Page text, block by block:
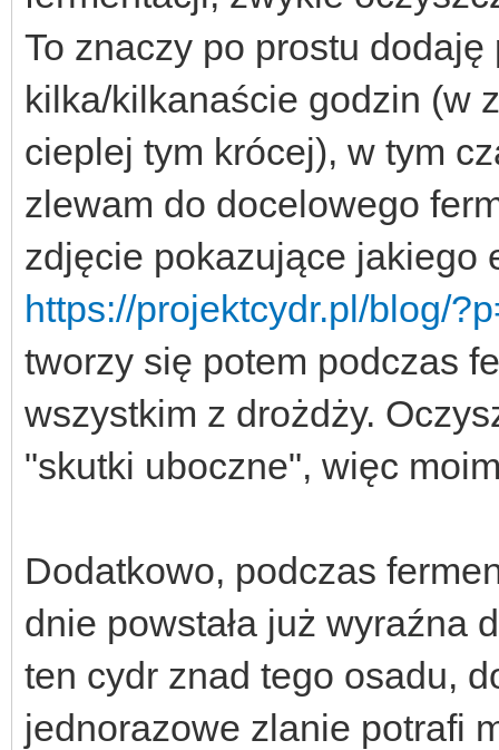
To znaczy po prostu
kilka/kilkanaście godzin (w
cieplej tym krócej), w tym
zlewam do docelowego
zdjęcie pokazujące jakiego
https://projektcydr.pl/blog/
tworzy się potem podczas
wszystkim z drożdży.
"skutki uboczne", więc
Dodatkowo, podczas
dnie powstała już wyraźna
ten cydr znad tego osadu,
jednorazowe zlanie potrafi